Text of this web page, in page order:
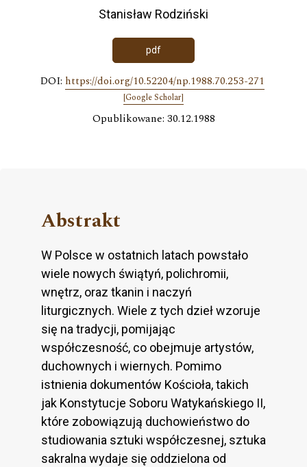
Stanisław Rodziński
pdf
DOI: https://doi.org/10.52204/np.1988.70.253-271
[Google Scholar]
Opublikowane: 30.12.1988
Abstrakt
W Polsce w ostatnich latach powstało
wiele nowych świątyń, polichromii,
wnętrz, oraz tkanin i naczyń
liturgicznych. Wiele z tych dzieł wzoruje
się na tradycji, pomijając
współczesność, co obejmuje artystów,
duchownych i wiernych. Pomimo
istnienia dokumentów Kościoła, takich
jak Konstytucje Soboru Watykańskiego II,
które zobowiązują duchowieństwo do
studiowania sztuki współczesnej, sztuka
sakralna wydaje się oddzielona od